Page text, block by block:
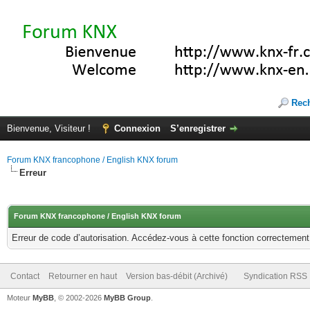
Bienvenue, Visiteur ! Connexion S’enregistrer
Forum KNX francophone / English KNX forum
Erreur
Forum KNX francophone / English KNX forum
Erreur de code d’autorisation. Accédez-vous à cette fonction
Contact Retourner en haut Version bas-débit (Archivé) Syndication RSS
Moteur MyBB , © 2002-2026 MyBB Group